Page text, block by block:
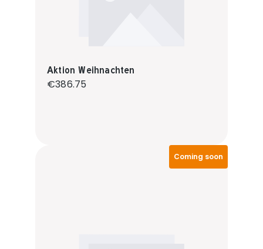
Aktion Weihnachten
Regular price:
€386.75
Coming soon